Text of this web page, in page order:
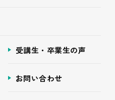
受講生・卒業生の声
お問い合わせ